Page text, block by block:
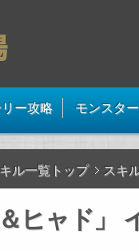
ー攻略 モンスタ
ル一覧トップ スキ
ヒャド」